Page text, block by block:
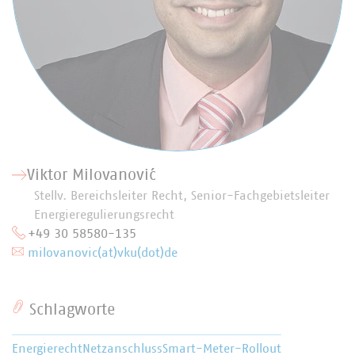
Viktor Milovanović
Stellv. Bereichsleiter Recht, Senior-Fachgebietsleiter
Energieregulierungsrecht
+49 30 58580-135
milovanovic(at)vku(dot)de
Schlagworte
Energierecht NetzanschlussSmart-Meter-Rollout